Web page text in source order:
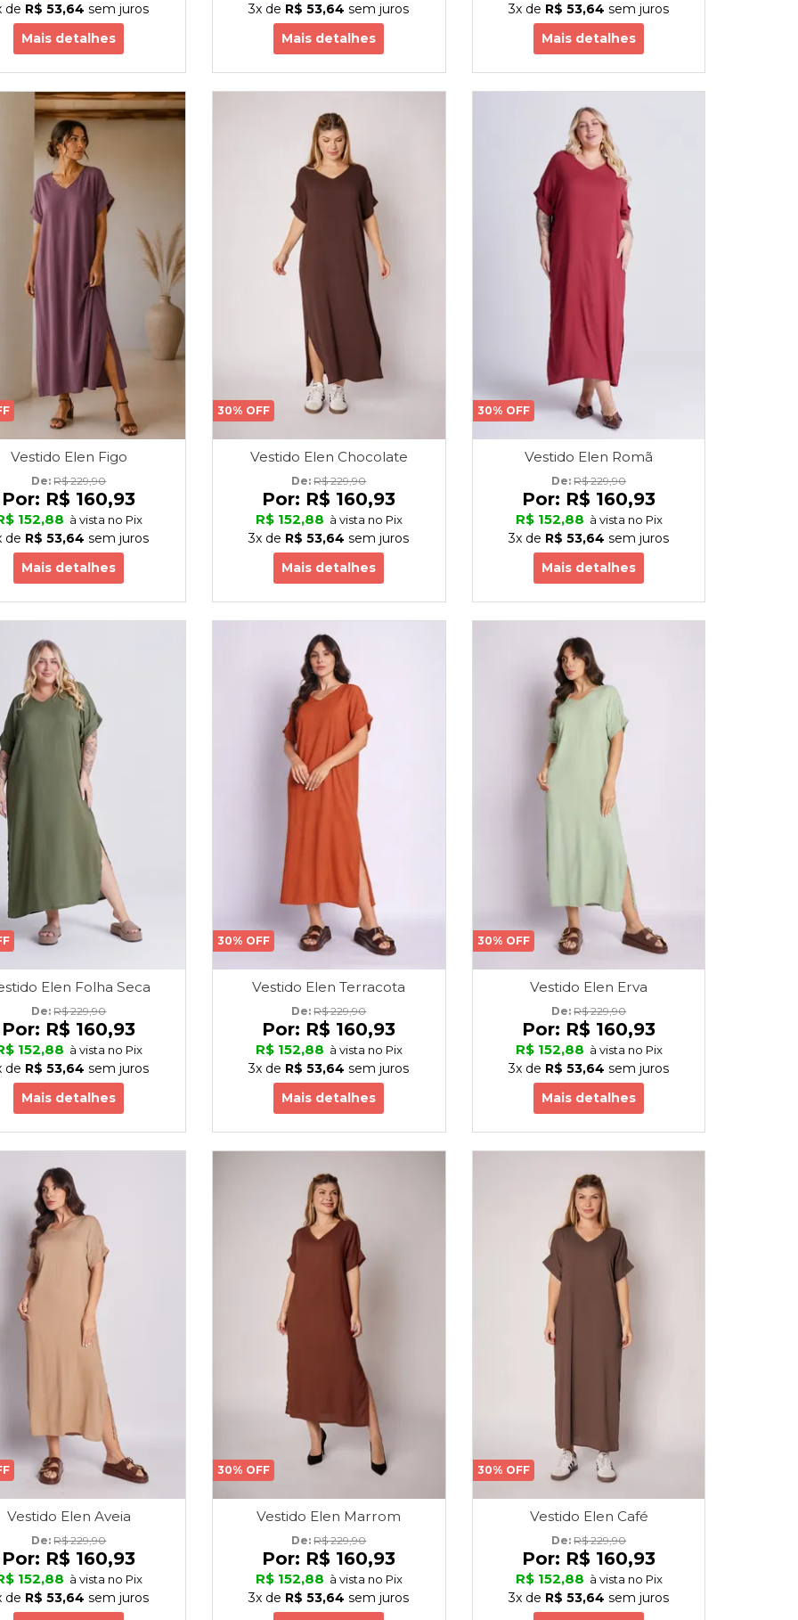
de R$ 53,64 sem juros
Mais detalhes
3x de R$ 53,64 sem juros
Mais detalhes
3x de R$ 53,64 sem juros
Mais detalhes
Vestido Elen Figo
De: R$ 229,90
Por: R$ 160,93
152,88 à vista no Pix
de R$ 53,64 sem juros
Mais detalhes
30% OFF
Vestido Elen Chocolate
De: R$ 229,90
Por: R$ 160,93
R$ 152,88 à vista no Pix
3x de R$ 53,64 sem juros
Mais detalhes
30% OFF
Vestido Elen Romã
De: R$ 229,90
Por: R$ 160,93
R$ 152,88 à vista no Pix
3x de R$ 53,64 sem juros
Mais detalhes
Elen Folha Seca
De: R$ 229,90
Por: R$ 160,93
152,88 à vista no Pix
de R$ 53,64 sem juros
Mais detalhes
30% OFF
Vestido Elen Terracota
De: R$ 229,90
Por: R$ 160,93
R$ 152,88 à vista no Pix
3x de R$ 53,64 sem juros
Mais detalhes
30% OFF
Vestido Elen Erva
De: R$ 229,90
Por: R$ 160,93
R$ 152,88 à vista no Pix
3x de R$ 53,64 sem juros
Mais detalhes
Vestido Elen Aveia
De: R$ 229,90
Por: R$ 160,93
152,88 à vista no Pix
de R$ 53,64 sem juros
30% OFF
Vestido Elen Marrom
De: R$ 229,90
Por: R$ 160,93
R$ 152,88 à vista no Pix
3x de R$ 53,64 sem juros
30% OFF
Vestido Elen Café
De: R$ 229,90
Por: R$ 160,93
R$ 152,88 à vista no Pix
3x de R$ 53,64 sem juros